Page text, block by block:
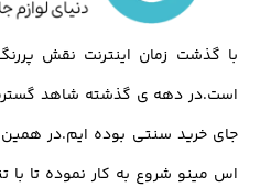
با گذشت زمان اینترنت نقش
است.در دهه ی گذشته شاهد
جای خرید سنتی بوده ایم.در همین
اس مینو شروع به کار نموده تا با